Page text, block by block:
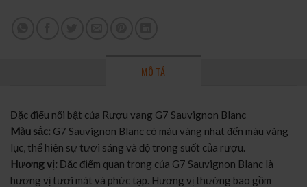
MÔ TẢ
Đặc điểu nổi bật của Rượu vang G7 Sauvignon Blanc
Màu sắc: G7 Sauvignon Blanc có màu vàng nhạt đến màu vàng
lục, thể hiện sự tươi sáng và độ trong suốt của rượu.
Hương vị: Đặc điểm quan trọng của G7 Sauvignon Blanc là
hương vị tươi mát và phức tạp. Hương vị thường bao gồm